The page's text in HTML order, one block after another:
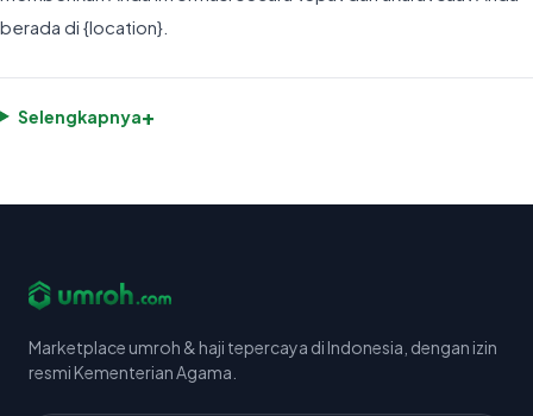
berada di {location}.
Selengkapnya+
Marketplace umroh & haji tepercaya di Indonesia, dengan izin
resmi Kementerian Agama.